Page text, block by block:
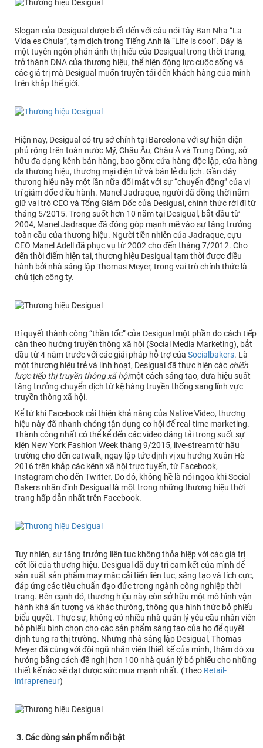
Slogan của Desigual được biết đến với câu nói Tây Ban Nha “La
Vida es Chula”, tạm dịch trong Tiếng Anh là “Life is cool”. Đây là
một tuyên ngôn phản ánh thị hiếu của Desigual trong thời trang,
trở thành DNA của thương hiệu, thể hiện động lực cuộc sống và
các giá trị mà Desigual muốn truyền tải đến khách hàng của mình
trên khắp thế giới.
Hiện nay, Desigual có trụ sở chính tại Barcelona với sự hiện diện
phủ rộng trên toàn nước Mỹ, Châu Âu, Châu Á và Trung Đông, sở
hữu đa dạng kênh bán hàng, bao gồm: cửa hàng độc lập, cửa hàng
đa thương hiệu, thương mại điện tử và bán lẻ du lịch. Gần đây
thương hiệu này một lần nữa đối mặt với sự “chuyển động” của vị
trí giám đốc điều hành. Manel Jadraque, người đã đồng thời nắm
giữ vai trò CEO và Tổng Giám Đốc của Desigual, chính thức rời đi từ
tháng 5/2015. Trong suốt hơn 10 năm tại Desigual, bắt đầu từ
2004, Manel Jadraque đã đóng góp mạnh mẽ vào sự tăng trưởng
toàn cầu của thương hiệu. Người tiền nhiên của Jadraque, cựu
CEO Manel Adell đã phục vụ từ 2002 cho đến tháng 7/2012. Cho
đến thời điểm hiện tại, thương hiệu Desigual tạm thời được điều
hành bởi nhà sáng lập Thomas Meyer, trong vai trò chính thức là
chủ tịch công ty.
Bí quyết thành công “thần tốc” của Desigual một phần do cách tiếp
cận theo hướng truyền thông xã hội (Social Media Marketing), bắt
đầu từ 4 năm trước với các giải pháp hỗ trợ của Socialbakers. Là
một thương hiệu trẻ và linh hoạt, Desigual đã thực hiện các chiến
lược tiếp thị truyền thông xã hộimột cách sáng tạo, đưa hiệu suất
tăng trưởng chuyển dịch từ kệ hàng truyền thống sang lĩnh vực
truyền thông xã hội.
Kể từ khi Facebook cải thiện khả năng của Native Video, thương
hiệu này đã nhanh chóng tận dụng cơ hội để real-time marketing.
Thành công nhất có thể kể đến các video đăng tải trong suốt sự
kiện New York Fashion Week tháng 9/2015, live-stream từ hậu
trường cho đến catwalk, ngay lập tức định vị xu hướng Xuân Hè
2016 trên khắp các kênh xã hội trực tuyến, từ Facebook,
Instagram cho đến Twitter. Do đó, không hề là nói ngoa khi Social
Bakers nhận định Desigual là một trong những thương hiệu thời
trang hấp dẫn nhất trên Facebook.
Tuy nhiên, sự tăng trưởng liên tục không thỏa hiệp với các giá trị
cốt lõi của thương hiệu. Desigual đã duy trì cam kết của mình để
sản xuất sản phẩm may mặc cải tiến liên tục, sáng tạo và tích cực,
đáp ứng các tiêu chuẩn đạo đức trong ngành công nghiệp thời
trang. Bên cạnh đó, thương hiệu này còn sở hữu một mô hình vận
hành khá ấn tượng và khác thường, thông qua hình thức bỏ phiếu
biểu quyết. Thực sự, không có nhiều nhà quản lý yêu cầu nhân viên
bỏ phiếu bình chọn cho các sản phẩm sáng tạo của họ để quyết
định tung ra thị trường. Nhưng nhà sáng lập Desigual, Thomas
Meyer đã cùng với đội ngũ nhân viên thiết kế của mình, thăm dò xu
hướng bằng cách đề nghị hơn 100 nhà quản lý bỏ phiếu cho những
thiết kế nào sẽ đạt được sức mua mạnh nhất. (Theo Retail-
intrapreneur)
3. Các dòng sản phẩm nổi bật